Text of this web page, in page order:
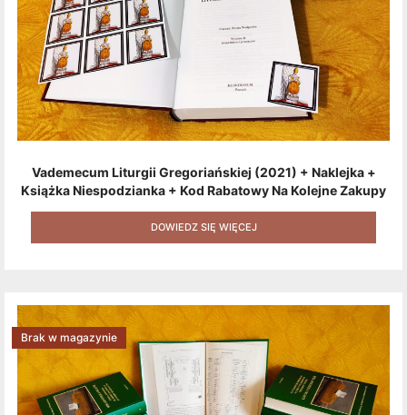
Vademecum Liturgii Gregoriańskiej (2021) + Naklejka +
Książka Niespodzianka + Kod Rabatowy Na Kolejne Zakupy
+ Gratis (książka W Formacie Elektronicznym) [zestaw 3
Produktów + Kod Rabatowy + Gratis]
DOWIEDZ SIĘ WIĘCEJ
Brak w magazynie